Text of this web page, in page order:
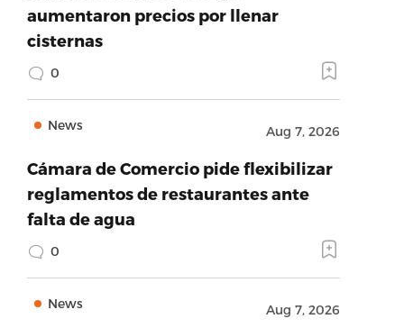
aumentaron precios por llenar
cisternas
0
News Aug 7, 2026
Cámara de Comercio pide flexibilizar
reglamentos de restaurantes ante
falta de agua
0
News Aug 7, 2026